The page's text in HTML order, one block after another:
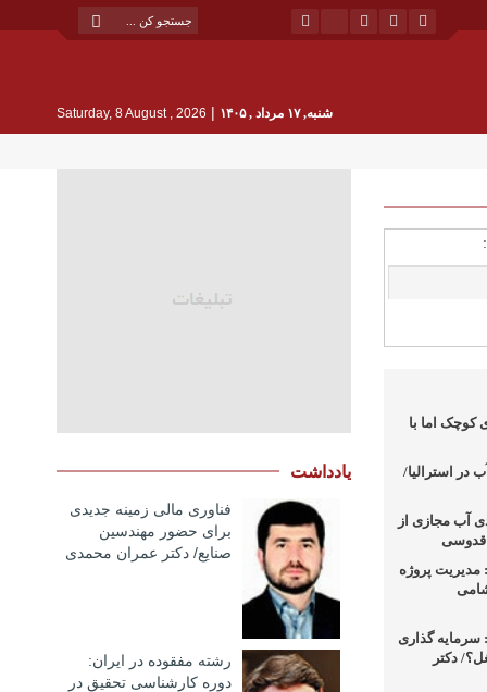
شنبه, ۱۷ مرداد , ۱۴۰۵ |
Saturday, 8 August , 2026
کوچک اما با
در استرالیا/
آب مجازی از
قدوسی
پروژه
گذاری
دکتر
یادداشت
فناوری مالی زمینه جدیدی
برای حضور مهندسین
صنایع/ دکتر عمران محمدی
رشته مفقوده در ایران:
دوره کارشناسی تحقیق در